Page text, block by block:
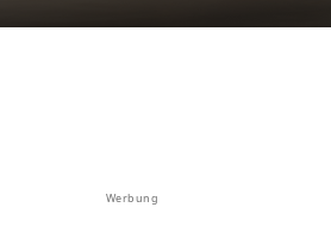
Werbung